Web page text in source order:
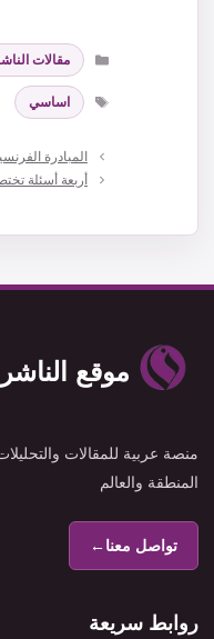
التصنيفات
مقالات
الوسوم
اساسي
المبادرة
أربعة أسئلة
موقع الناشر
منصة عربية للمقالات
المنطقة والعالم
تواصل معنا←
روابط سريعة